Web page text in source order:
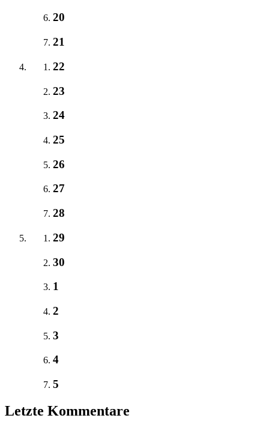
20
21
22
23
24
25
26
27
28
29
30
1
2
3
4
5
Letzte Kommentare